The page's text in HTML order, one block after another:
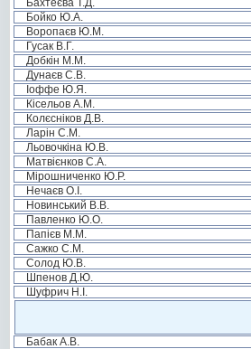
Бахтеєва Т.Д.
Бойко Ю.А.
Воропаєв Ю.М.
Гусак В.Г.
Добкін М.М.
Дунаєв С.В.
Іоффе Ю.Я.
Кісельов А.М.
Колєсніков Д.В.
Ларін С.М.
Льовочкіна Ю.В.
Матвієнков С.А.
Мірошниченко Ю.Р.
Нечаєв О.І.
Новинський В.В.
Павленко Ю.О.
Папієв М.М.
Сажко С.М.
Солод Ю.В.
Шпенов Д.Ю.
Шуфрич Н.І.
Бабак А.В.